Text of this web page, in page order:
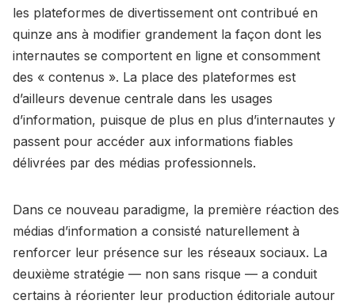
les plateformes de divertissement ont contribué en
quinze ans à modifier grandement la façon dont les
internautes se comportent en ligne et consomment
des « contenus ». La place des plateformes est
d’ailleurs devenue centrale dans les usages
d’information, puisque de plus en plus d’internautes y
passent pour accéder aux informations fiables
délivrées par des médias professionnels.
Dans ce nouveau paradigme, la première réaction des
médias d’information a consisté naturellement à
renforcer leur présence sur les réseaux sociaux. La
deuxième stratégie — non sans risque — a conduit
certains à réorienter leur production éditoriale autour